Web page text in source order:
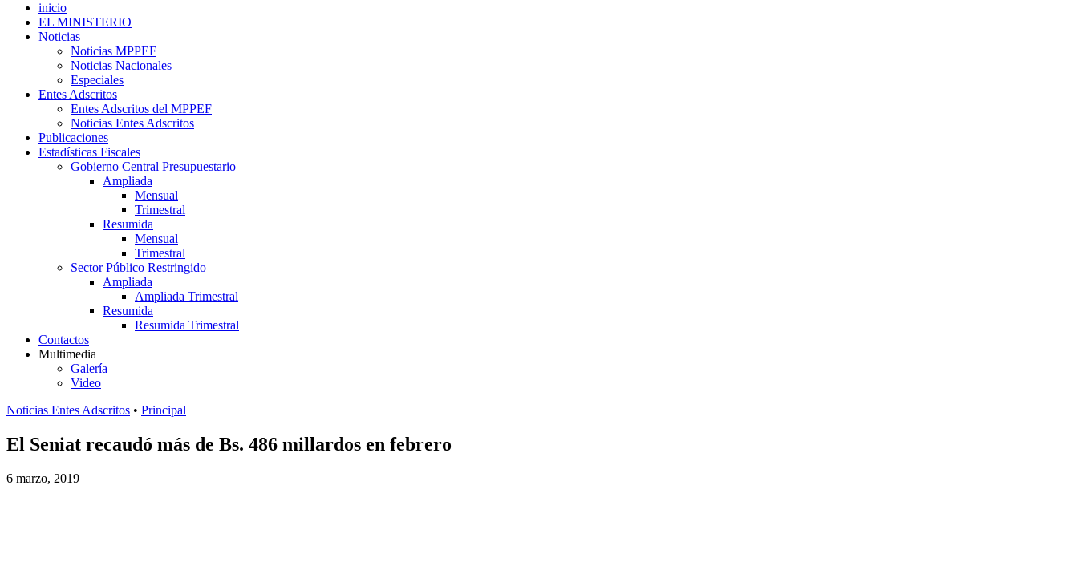
inicio
EL MINISTERIO
Noticias
Noticias MPPEF
Noticias Nacionales
Especiales
Entes Adscritos
Entes Adscritos del MPPEF
Noticias Entes Adscritos
Publicaciones
Estadísticas Fiscales
Gobierno Central Presupuestario
Ampliada
Mensual
Trimestral
Resumida
Mensual
Trimestral
Sector Público Restringido
Ampliada
Ampliada Trimestral
Resumida
Resumida Trimestral
Contactos
Multimedia
Galería
Video
Noticias Entes Adscritos • Principal
El Seniat recaudó más de Bs. 486 millardos en febrero
6 marzo, 2019